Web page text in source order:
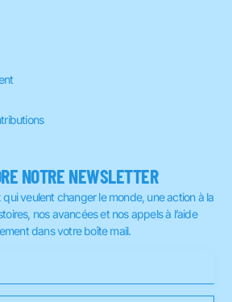
NOTRE NEWSLETTER
veulent changer le monde, une action à la
nos avancées et nos appels à l’aide
dans votre boîte mail.